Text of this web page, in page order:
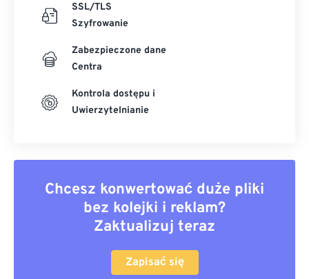
SSL/TLS
Szyfrowanie
Zabezpieczone dane
Centra
Kontrola dostępu i
Uwierzytelnianie
Chcesz konwertować duże pliki
bez kolejki i reklam?
Zaktualizuj teraz
Zapisać się